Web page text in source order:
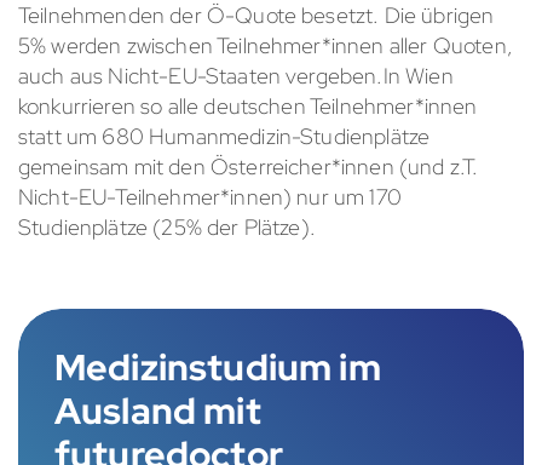
Teilnehmenden der Ö-Quote besetzt. Die übrigen
5% werden zwischen Teilnehmer*innen aller Quoten,
auch aus Nicht-EU-Staaten vergeben.In Wien
konkurrieren so alle deutschen Teilnehmer*innen
statt um 680 Humanmedizin-Studienplätze
gemeinsam mit den Österreicher*innen (und z.T.
Nicht-EU-Teilnehmer*innen) nur um 170
Studienplätze (25% der Plätze).
Medizinstudium im
Ausland mit
futuredoctor